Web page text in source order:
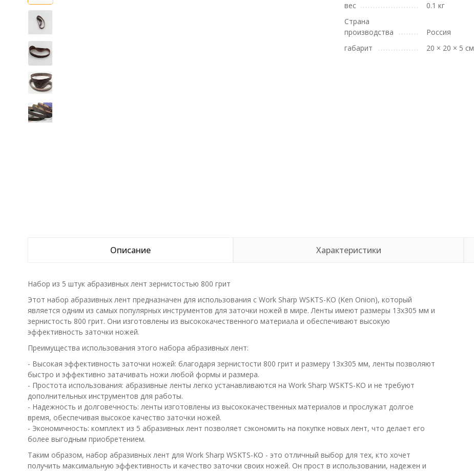
вес
0.1 кг
Страна
производства
Россия
габарит
20 × 20 × 5 см
Описание Характеристики
Набор из 5 штук абразивных лент зернистостью 800 грит
Этот набор абразивных лент предназначен для использования с Work Sharp WSKTS-KO (Ken Onion), который
является одним из самых популярных инструментов для заточки ножей в мире. Ленты имеют размеры 13х305 мм и
зернистость 800 грит. Они изготовлены из высококачественного материала и обеспечивают высокую
эффективность заточки ножей.
Преимущества использования этого набора абразивных лент:
- Высокая эффективность заточки ножей: благодаря зернистости 800 грит и размеру 13х305 мм, ленты позволяют
быстро и эффективно затачивать ножи любой формы и размера.
- Простота использования: абразивные ленты легко устанавливаются на Work Sharp WSKTS-KO и не требуют
дополнительных инструментов для работы.
- Надежность и долговечность: ленты изготовлены из высококачественных материалов и прослужат долгое
время, обеспечивая высокое качество заточки ножей.
- Экономичность: комплект из 5 абразивных лент позволяет сэкономить на покупке новых лент, что делает его
более выгодным приобретением.
Таким образом, набор абразивных лент для Work Sharp WSKTS-KO - это отличный выбор для тех, кто хочет
получить максимальную эффективность и качество заточки своих ножей. Он прост в использовании, надежен и